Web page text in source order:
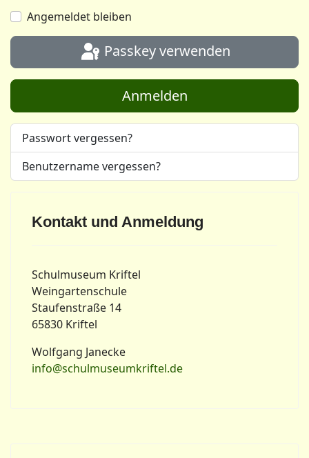
Angemeldet bleiben
Passkey verwenden
Anmelden
Passwort vergessen?
Benutzername vergessen?
Kontakt und Anmeldung
Schulmuseum Kriftel
Weingartenschule
Staufenstraße 14
65830 Kriftel
Wolfgang Janecke
info@schulmuseumkriftel.de